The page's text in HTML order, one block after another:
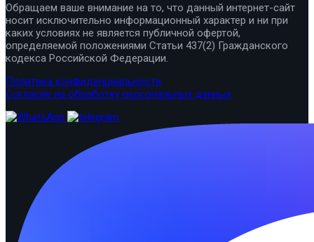
Обращаем ваше внимание на то, что данный интернет-сайт
носит исключительно информационный характер и ни при
каких условиях не является публичной офертой,
определяемой положениями Статьи 437(2) Гражданского
кодекса Российской Федерации.
Политика конфиденциальности
Согласие на обработку персональных данных